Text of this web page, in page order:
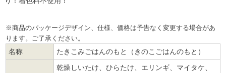
※商品のパッケージデザイン、仕様、価格は予告なく変更する場合があ
ります。ご了承ください。
名称 たきこみごはんのもと（きのこごはんのもと）
乾燥しいたけ、ひらたけ、エリンギ、マイタケ、